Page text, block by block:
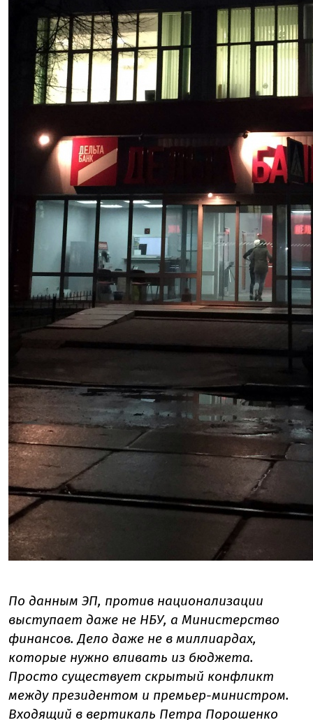
По данным ЭП, против национализации
выступает даже не НБУ, а Министерство
финансов. Дело даже не в миллиардах,
которые нужно вливать из бюджета.
Просто существует скрытый конфликт
между президентом и премьер-министром.
Входящий в вертикаль Петра Порошенко